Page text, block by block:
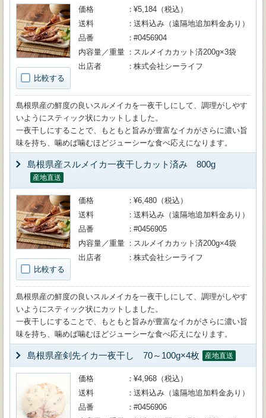
比較する
価格
¥5,184（税込）
送料
送料込み（遠隔地追加料金あり）
品番
#0456904
内容量／重量
スルメイカカット済200g×3袋
出店者
株式会社シーライフ
島根県産の鮮度の良いスルメイカを一夜干しにして、調理がしやす
いようにスティック状にカットしました。
一夜干しにすることで、もともと旨みが豊富なイカがさらに濃い旨
味を持ち、噛めば噛むほどジューシーな食べ応えになります。
島根県産スルメイカ一夜干しカット済み 800g
産地直送
比較する
価格
¥6,480（税込）
送料
送料込み（遠隔地追加料金あり）
品番
#0456905
内容量／重量
スルメイカカット済200g×4袋
出店者
株式会社シーライフ
島根県産の鮮度の良いスルメイカを一夜干しにして、調理がしやす
いようにスティック状にカットしました。
一夜干しにすることで、もともと旨みが豊富なイカがさらに濃い旨
味を持ち、噛めば噛むほどジューシーな食べ応えになります。
島根県産剣先イカ一夜干し 70～100g×4枚 産地直送
価格
¥4,968（税込）
送料
送料込み（遠隔地追加料金あり）
品番
#0456906